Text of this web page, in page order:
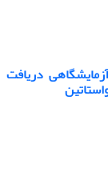
دریافت